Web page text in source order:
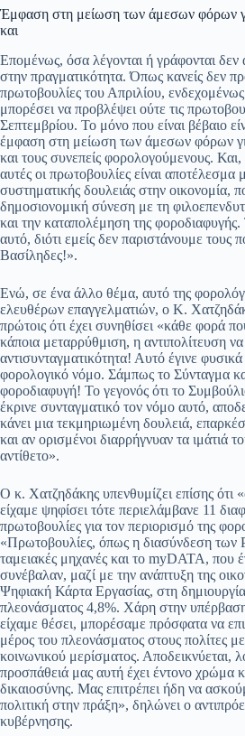
Έμφαση στη μείωση των άμεσων φόρων
και
Επομένως, όσα λέγονται ή γράφονται δεν
στην πραγματικότητα. Όπως κανείς δεν
πρωτοβουλίες του Απριλίου,
μπορέσει να προβλέψει ούτε τις
Σεπτεμβρίου. Το μόνο που είναι βέβαιο
έμφαση στη μείωση των άμεσων φόρων
και τους συνεπείς φορολογούμενους. Και,
αυτές οι πρωτοβουλίες είναι αποτέλεσμα
συστηματικής δουλειάς στην οικονομία,
δημοσιονομική σύνεση με τη
και την καταπολέμηση της
αυτό, διότι εμείς δεν παριστάνουμε τους
Βασίληδες!».
Ενώ, σε ένα άλλο θέμα, αυτό της
ελευθέρων επαγγελματιών, ο Κ.
πρώτοις ότι έχει συνηθίσει «κάθε φορά
κάποια μεταρρύθμιση, η αντιπολίτευση να
αντισυνταγματικότητα! Αυτό έγινε
φορολογικό νόμο. Σάμπως το Σύνταγμα
φοροδιαφυγή! Το γεγονός ότι το
έκρινε συνταγματικό τον νόμο αυτό,
κάνει μια τεκμηριωμένη δουλειά,
και αν ορισμένοι διαρρήγνυαν τα ιμάτιά
αντίθετο».
Ο κ. Χατζηδάκης υπενθυμίζει επίσης ότι
είχαμε ψηφίσει τότε περιελάμβανε 11
πρωτοβουλίες για τον περιορισμό της
«Πρωτοβουλίες, όπως η διασύνδεση των
ταμειακές μηχανές και το myDATA, που
συνέβαλαν, μαζί με την ανάπτυξη της
Ψηφιακή Κάρτα Εργασίας, στη
πλεονάσματος 4,8%. Χάρη στην
είχαμε θέσει, μπορέσαμε πρόσφατα να
μέρος του πλεονάσματος στους πολίτες
κοινωνικού μερίσματος. Αποδεικνύεται,
προσπάθειά μας αυτή έχει έντονο χρώμα
δικαιοσύνης. Μας επιτρέπει ήδη να
πολιτική στην πράξη», δηλώνει ο
κυβέρνησης.